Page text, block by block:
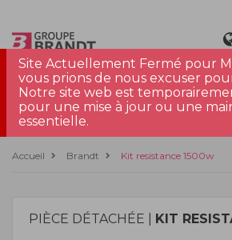
Site Actuellement Fermé pour
vous prions de nous excuser
Notre site web est
pour une mise à jour ou une
essentielle.
Accueil Brandt Kit resistance 1500w
PIÈCE DÉTACHÉE | KIT